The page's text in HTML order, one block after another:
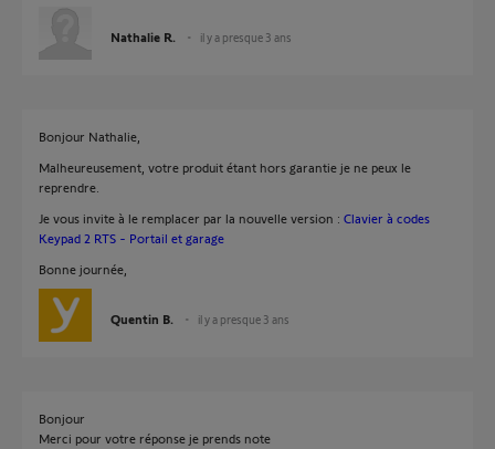
Nathalie R. il y a presque 3 ans
Bonjour Nathalie,
Malheureusement, votre produit étant hors garantie je ne peux le
reprendre.
Je vous invite à le remplacer par la nouvelle version : Clavier à codes
Keypad 2 RTS - Portail et garage
Bonne journée,
Quentin B. il y a presque 3 ans
Bonjour
Merci pour votre réponse je prends note